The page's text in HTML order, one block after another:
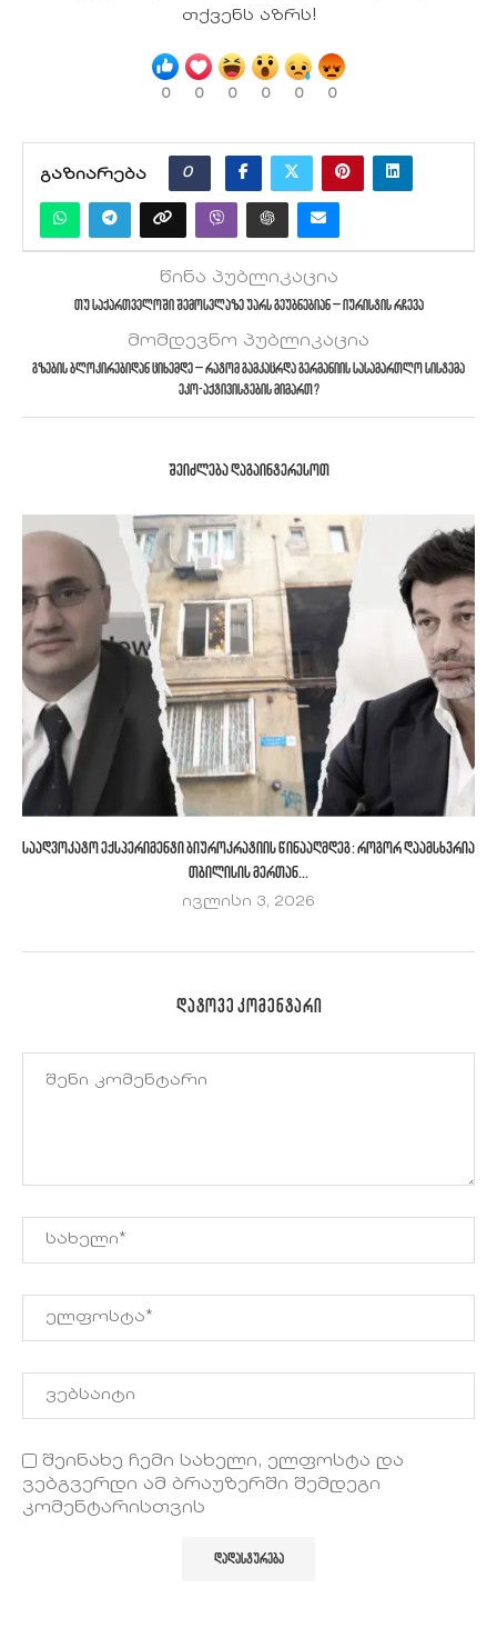
თქვენს აზრს!
0 0 0 0 0 0
ᲒᲐᲖᲘᲐᲠᲔᲑᲐ 0
წინა პუბლიკაცია
თუ საქართველოში შემოსვლაზე უარს გეუბნებიან – იურისტის რჩევა
მომდევნო პუბლიკაცია
გზების ბლოკირებიდან ციხემდე – რატომ გამკაცრდა გერმანიის სასამართლო სისტემა
ეკო-აქტივისტების მიმართ?
ᲨᲔᲘᲫᲚᲔᲑᲐ ᲓᲐᲒᲐᲘᲜᲢᲔᲠᲔᲡᲝᲗ
საადვოკატო ექსპერიმენტი ბიუროკრატიის წინააღმდეგ: როგორ დაამსხვრია
თბილისის მერთან...
ივლისი 3, 2026
ᲓᲐᲢᲝᲕᲔ ᲙᲝᲛᲔᲜᲢᲐᲠᲘ
შეინახე ჩემი სახელი, ელფოსტა და
ვებგვერდი ამ ბრაუზერში შემდეგი
კომენტარისთვის